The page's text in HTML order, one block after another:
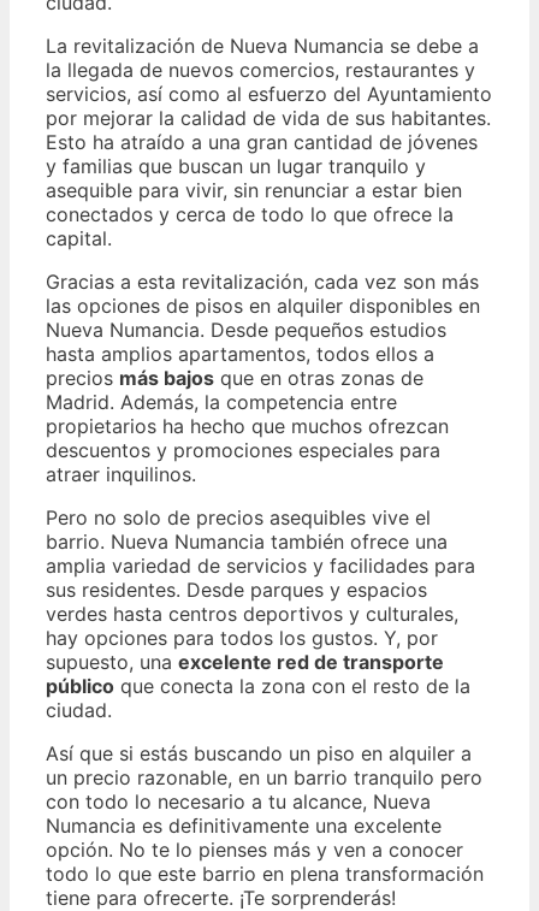
La revitalización de Nueva Numancia se debe a
la llegada de nuevos comercios, restaurantes y
servicios, así como al esfuerzo del Ayuntamiento
por mejorar la calidad de vida de sus habitantes.
Esto ha atraído a una gran cantidad de jóvenes
y familias que buscan un lugar tranquilo y
asequible para vivir, sin renunciar a estar bien
conectados y cerca de todo lo que ofrece la
capital.
Gracias a esta revitalización, cada vez son más
las opciones de pisos en alquiler disponibles en
Nueva Numancia. Desde pequeños estudios
hasta amplios apartamentos, todos ellos a
precios más bajos que en otras zonas de
Madrid. Además, la competencia entre
propietarios ha hecho que muchos ofrezcan
descuentos y promociones especiales para
atraer inquilinos.
Pero no solo de precios asequibles vive el
barrio. Nueva Numancia también ofrece una
amplia variedad de servicios y facilidades para
sus residentes. Desde parques y espacios
verdes hasta centros deportivos y culturales,
hay opciones para todos los gustos. Y, por
supuesto, una excelente red de transporte
público que conecta la zona con el resto de la
ciudad.
Así que si estás buscando un piso en alquiler a
un precio razonable, en un barrio tranquilo pero
con todo lo necesario a tu alcance, Nueva
Numancia es definitivamente una excelente
opción. No te lo pienses más y ven a conocer
todo lo que este barrio en plena transformación
tiene para ofrecerte. ¡Te sorprenderás!